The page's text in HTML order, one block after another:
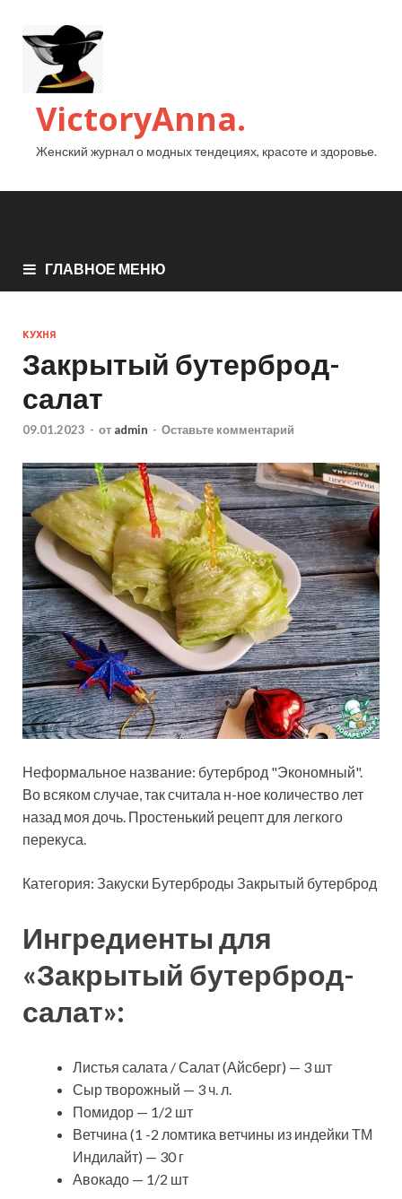
VictoryAnna.
Женский журнал о модных тендециях, красоте и здоровье.
ГЛАВНОЕ МЕНЮ
КУХНЯ
Закрытый бутерброд-
салат
09.01.2023 - от admin - Оставьте комментарий
Неформальное название: бутерброд "Экономный".
Во всяком случае, так считала н-ное количество лет
назад моя дочь. Простенький рецепт для легкого
перекуса.
Категория: Закуски Бутерброды Закрытый бутерброд
Ингредиенты для
«Закрытый бутерброд-
салат»:
Листья салата / Салат (Айсберг) — 3 шт
Сыр творожный — 3 ч. л.
Помидор — 1/2 шт
Ветчина (1 -2 ломтика ветчины из индейки ТМ
Индилайт) — 30 г
Авокадо — 1/2 шт